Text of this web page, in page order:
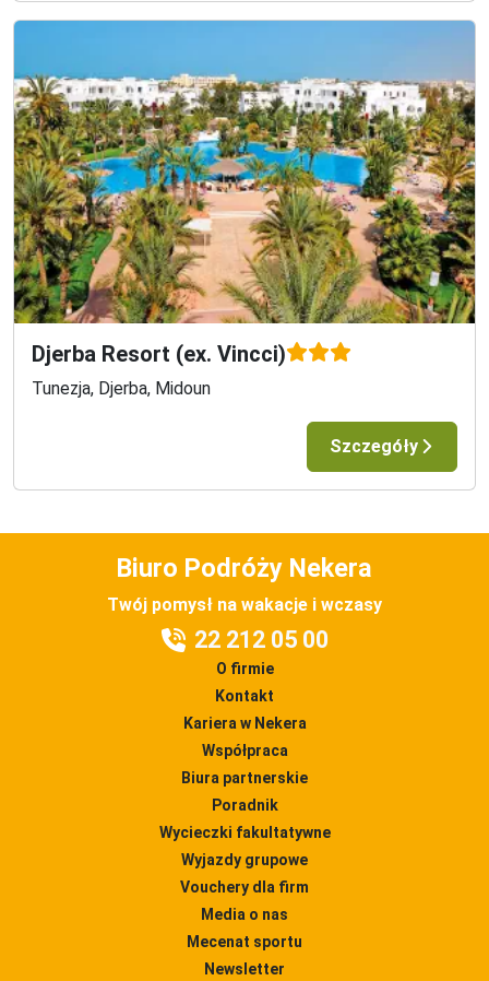
Djerba Resort (ex. Vincci)
Tunezja, Djerba, Midoun
Szczegóły
Biuro Podróży Nekera
Twój pomysł na wakacje i wczasy
22 212 05 00
O firmie
Kontakt
Kariera w Nekera
Współpraca
Biura partnerskie
Poradnik
Wycieczki fakultatywne
Wyjazdy grupowe
Vouchery dla firm
Media o nas
Mecenat sportu
Newsletter